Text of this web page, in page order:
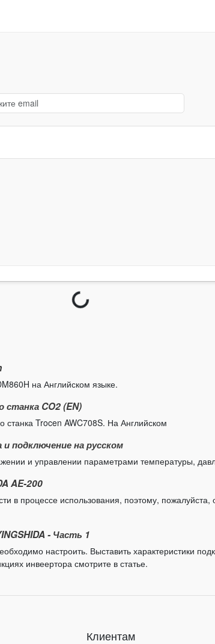
Загрузка...
на Английском языке.
станка CO2 (EN)
станка Trocen AWC708S. На Английском
подключение на русском
и управлении параметрами температуры,
AE-200
в процессе использования, поэтому,
- Часть 1
настроить. Выставить характеристики
инвеертора смотрите в статье.
Клиентам